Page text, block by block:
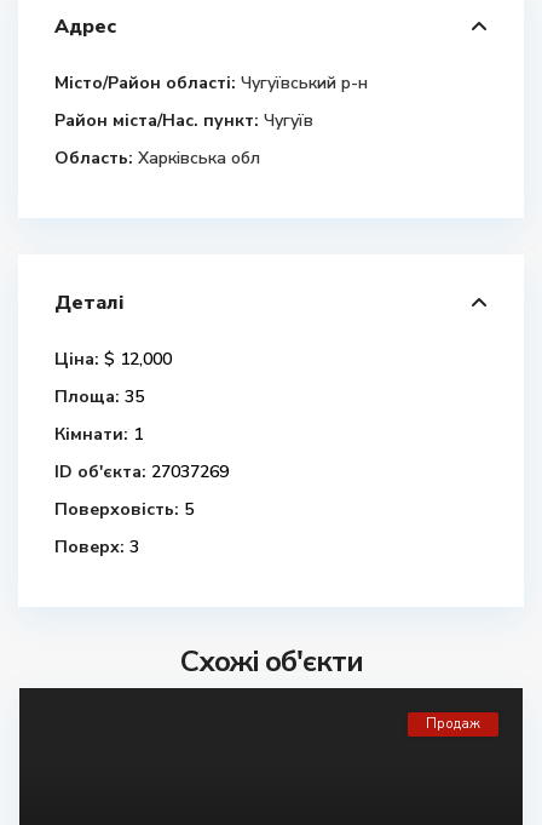
Адрес
Місто/Район області: Чугуївський р-н
Район міста/Нас. пункт: Чугуїв
Область: Харківська обл
Деталі
Ціна: $ 12,000
Площа: 35
Кімнати: 1
ID об'єкта: 27037269
Поверховість: 5
Поверх: 3
Схожі об'єкти
Продаж